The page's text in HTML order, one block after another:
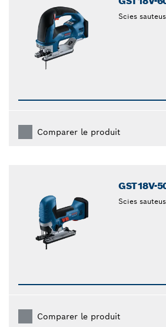
Scies
Comparer le produit
GST18V-
Scies
Comparer le produit